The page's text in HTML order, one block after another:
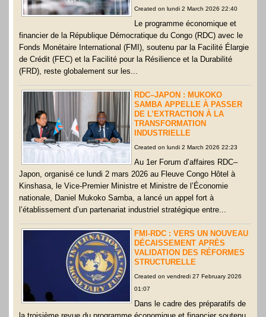
Created on lundi 2 March 2026 22:40
Le programme économique et
financier de la République Démocratique du Congo (RDC) avec le
Fonds Monétaire International (FMI), soutenu par la Facilité Élargie
de Crédit (FEC) et la Facilité pour la Résilience et la Durabilité
(FRD), reste globalement sur les...
RDC–JAPON : MUKOKO
SAMBA APPELLE À PASSER
DE L’EXTRACTION À LA
TRANSFORMATION
INDUSTRIELLE
Created on lundi 2 March 2026 22:23
Au 1er Forum d’affaires RDC–
Japon, organisé ce lundi 2 mars 2026 au Fleuve Congo Hôtel à
Kinshasa, le Vice-Premier Ministre et Ministre de l’Économie
nationale, Daniel Mukoko Samba, a lancé un appel fort à
l’établissement d’un partenariat industriel stratégique entre...
FMI-RDC : VERS UN NOUVEAU
DÉCAISSEMENT APRÈS
VALIDATION DES RÉFORMES
STRUCTURELLE
Created on vendredi 27 February 2026
01:07
Dans le cadre des préparatifs de